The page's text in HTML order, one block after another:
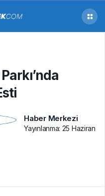
Haber Merkezi
Yayınlanma: 25 Haziran
Yeşilçam